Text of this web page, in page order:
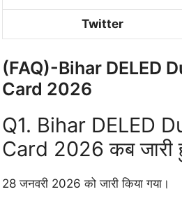
Twitter
(FAQ)-Bihar DELED
Card 2026
Q1. Bihar DELED
Card 2026 कब जारी
28 जनवरी 2026 को जारी किया गया।